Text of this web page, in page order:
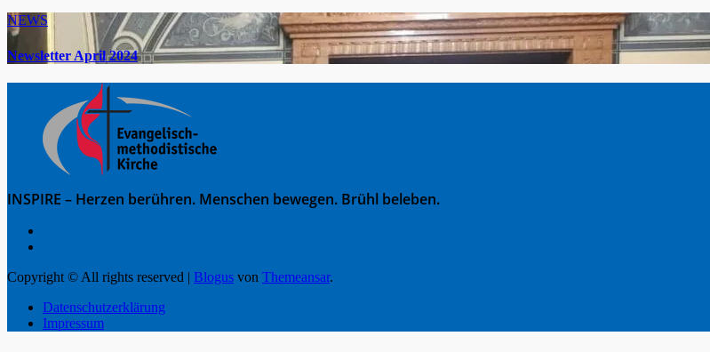
NEWS
Newsletter April 2024
INSPIRE – Herzen berühren. Menschen bewegen. Brühl beleben.
Copyright © All rights reserved | Blogus von Themeansar.
Datenschutzerklärung
Impressum